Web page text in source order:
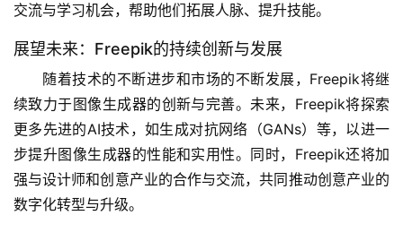
交流与学习机会，帮助他们拓展人脉、提升技能。
展望未来：Freepik的持续创新与发展
随着技术的不断进步和市场的不断发展，Freepik将继
续致力于图像生成器的创新与完善。未来，Freepik将探索
更多先进的AI技术，如生成对抗网络（GANs）等，以进一
步提升图像生成器的性能和实用性。同时，Freepik还将加
强与设计师和创意产业的合作与交流，共同推动创意产业的
数字化转型与升级。